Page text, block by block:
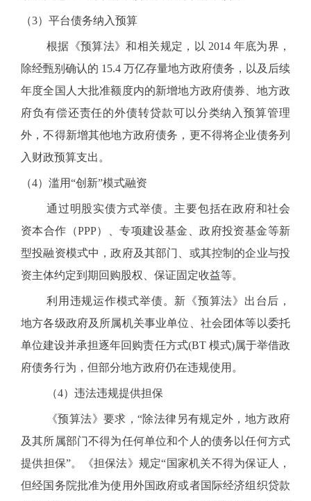
（3）平台债务纳入预算
根据《预算法》和相关规定，以 2014 年底为界，
除经甄别确认的 15.4 万亿存量地方政府债务，以及后续
年度全国人大批准额度内的新增地方政府债券、地方政
府负有偿还责任的外债转贷款可以分类纳入预算管理
外，不得新增其他地方政府债务，更不得将企业债务列
入财政预算支出。
（4）滥用“创新”模式融资
通过明股实债方式举债。主要包括在政府和社会
资本合作（PPP）、专项建设基金、政府投资基金等新
型投融资模式中，政府及其部门、或其控制的企业与投
资主体约定到期回购股权、保证固定收益等。
利用违规运作模式举债。新《预算法》出台后，
地方各级政府及所属机关事业单位、社会团体等以委托
单位建设并承担逐年回购责任方式(BT 模式)属于举借政
府债务行为，但部分地方政府仍在违规使用。
（4）违法违规提供担保
《预算法》要求，“除法律另有规定外，地方政府
及其所属部门不得为任何单位和个人的债务以任何方式
提供担保”。《担保法》规定“国家机关不得为保证人，
但经国务院批准为使用外国政府或者国际经济组织贷款